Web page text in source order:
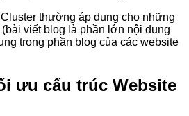
thường áp dụng cho những
viết blog là phần lớn nội dung
trong phần blog của các website
ưu cấu trúc Website